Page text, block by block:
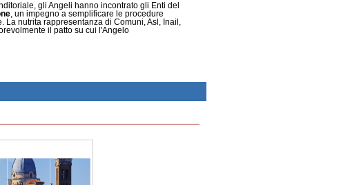
gli Angeli hanno incontrato gli Enti del
, un impegno a semplificare le procedure
nutrita rappresentanza di Comuni, Asl, Inail,
il patto su cui l'Angelo